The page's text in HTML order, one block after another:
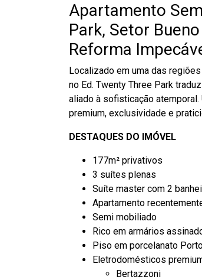
Apartamento
Park, Setor
Reforma
Localizado em uma das
no Ed. Twenty Three Park
aliado à sofisticação
premium, exclusividade e
DESTAQUES DO IMÓVEL
177m² privativos
3 suítes plenas
Suíte master com 2
Apartamento
Semi mobiliado
Rico em armários
Piso em porcelanato
Eletrodomésticos
Bertazzoni